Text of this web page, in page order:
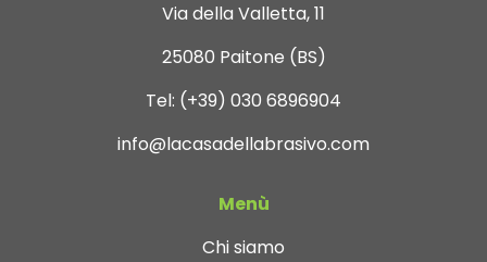
Via della Valletta, 11
25080 Paitone (BS)
Tel: (+39) 030 6896904
info@lacasadellabrasivo.com
Menù
Chi siamo